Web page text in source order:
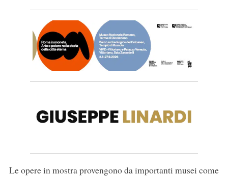
Le opere in mostra provengono da importanti musei come